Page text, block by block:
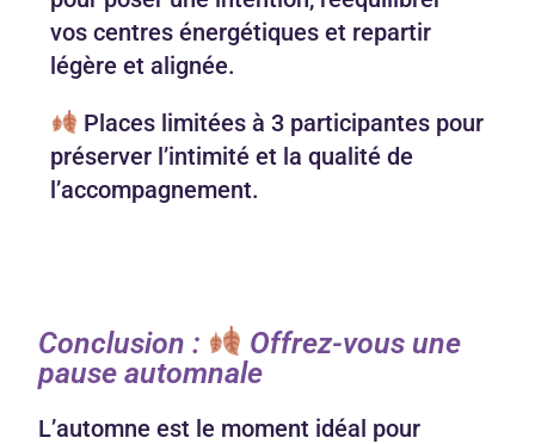
vos centres énergétiques et repartir
légère et alignée.
Places limitées à 3 participantes pour
préserver l’intimité et la qualité de
l’accompagnement.
Conclusion :
Offrez-vous une
pause automnale
L’automne est le moment idéal pour